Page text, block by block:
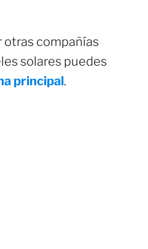
compañías
solares puedes
principal.